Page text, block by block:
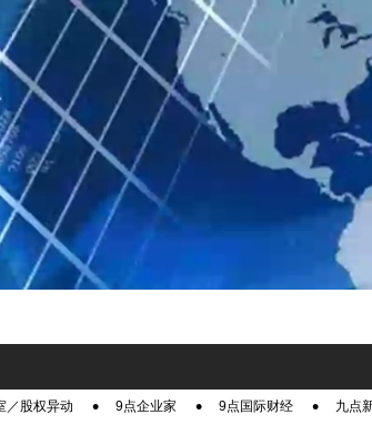
／股权异动 9点企业家 9点国际财经 九点